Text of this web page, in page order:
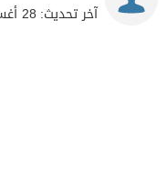
آخر تحديث: 28 أغسطس 2024 - 7:54م